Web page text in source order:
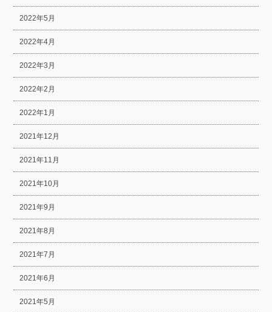
2022年5月
2022年4月
2022年3月
2022年2月
2022年1月
2021年12月
2021年11月
2021年10月
2021年9月
2021年8月
2021年7月
2021年6月
2021年5月